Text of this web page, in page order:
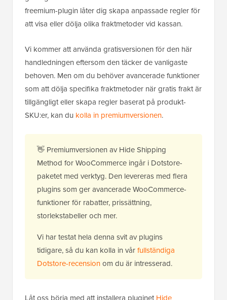
freemium-plugin låter dig skapa anpassade regler för
att visa eller dölja olika fraktmetoder vid kassan.
Vi kommer att använda gratisversionen för den här
handledningen eftersom den täcker de vanligaste
behoven. Men om du behöver avancerade funktioner
som att dölja specifika fraktmetoder när gratis frakt är
tillgängligt eller skapa regler baserat på produkt-
SKU:er, kan du kolla in premiumversionen.
👋 Premiumversionen av Hide Shipping
Method for WooCommerce ingår i Dotstore-
paketet med verktyg. Den levereras med flera
plugins som ger avancerade WooCommerce-
funktioner för rabatter, prissättning,
storlekstabeller och mer.
Vi har testat hela denna svit av plugins
tidigare, så du kan kolla in vårfullständiga
Dotstore-recensionom du är intresserad.